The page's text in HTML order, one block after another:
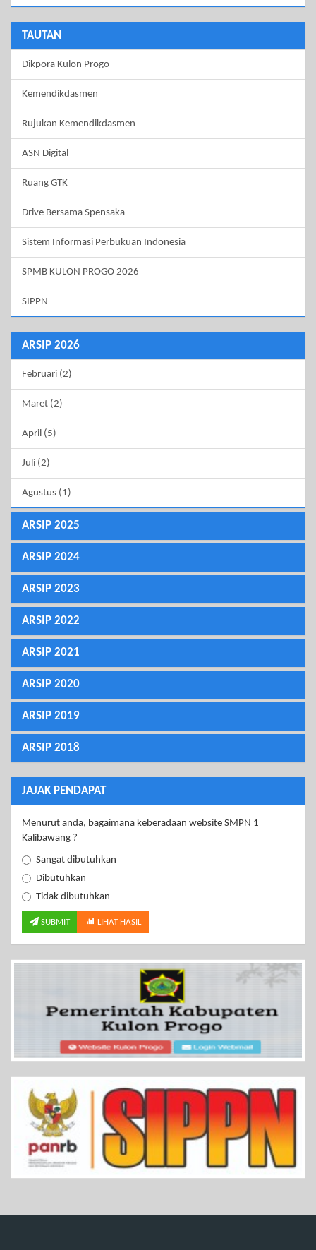
TAUTAN
Dikpora Kulon Progo
Kemendikdasmen
Rujukan Kemendikdasmen
ASN Digital
Ruang GTK
Drive Bersama Spensaka
Sistem Informasi Perbukuan Indonesia
SPMB KULON PROGO 2026
SIPPN
ARSIP 2026
Februari (2)
Maret (2)
April (5)
Juli (2)
Agustus (1)
ARSIP 2025
ARSIP 2024
ARSIP 2023
ARSIP 2022
ARSIP 2021
ARSIP 2020
ARSIP 2019
ARSIP 2018
JAJAK PENDAPAT
Menurut anda, bagaimana keberadaan website SMPN 1
Kalibawang ?
Sangat dibutuhkan
Dibutuhkan
Tidak dibutuhkan
SUBMIT LIHAT HASIL